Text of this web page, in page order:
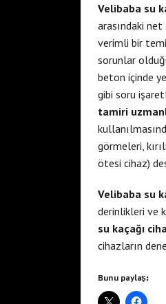
Velibaba su
arasındaki
verimli bir
sorunlar
beton içinde
gibi soru
tamiri
görmeleri,
ötesi cihaz)
Velibaba su
derinlikleri ve
su kaçağı
cihazların
Bunu paylaş: